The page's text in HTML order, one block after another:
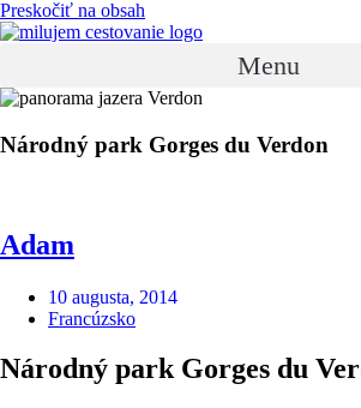
Preskočiť na obsah
Menu
Národný park Gorges du Verdon
Adam
10 augusta, 2014
Francúzsko
Národný park Gorges du